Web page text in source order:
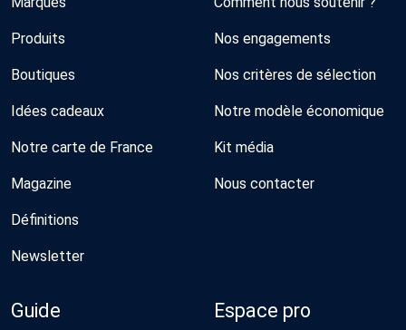
Produits
Boutiques
Idées cadeaux
Notre carte de France
Magazine
Définitions
Newsletter
Nos engagements
Nos critères de sélection
Notre modèle économique
Kit média
Nous contacter
Guide Espace pro